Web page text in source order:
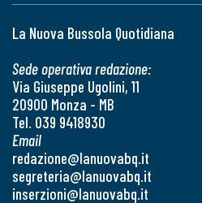
La Nuova Bussola Quotidiana
Sede operativa redazione:
Via Giuseppe Ugolini, 11
20900 Monza - MB
Tel. 039 9418930
Email
redazione@lanuovabq.it
segreteria@lanuovabq.it
inserzioni@lanuovabq.it